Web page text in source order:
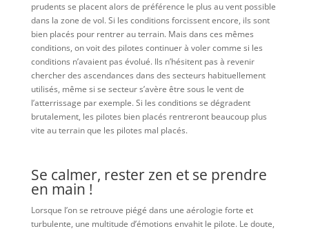
prudents se placent alors de préférence le plus au vent possible
dans la zone de vol. Si les conditions forcissent encore, ils sont
bien placés pour rentrer au terrain. Mais dans ces mêmes
conditions, on voit des pilotes continuer à voler comme si les
conditions n’avaient pas évolué. Ils n’hésitent pas à revenir
chercher des ascendances dans des secteurs habituellement
utilisés, même si se secteur s’avère être sous le vent de
l’atterrissage par exemple. Si les conditions se dégradent
brutalement, les pilotes bien placés rentreront beaucoup plus
vite au terrain que les pilotes mal placés.
Se calmer, rester zen et se prendre
en main !
Lorsque l’on se retrouve piégé dans une aérologie forte et
turbulente, une multitude d’émotions envahit le pilote. Le doute,